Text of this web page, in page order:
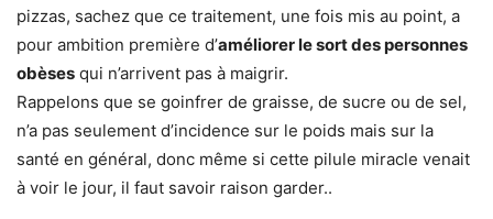
pizzas, sachez que ce traitement, une fois mis au point, a
pour ambition première d’améliorer le sort des personnes
obèses qui n’arrivent pas à maigrir.
Rappelons que se goinfrer de graisse, de sucre ou de sel,
n’a pas seulement d’incidence sur le poids mais sur la
santé en général, donc même si cette pilule miracle venait
à voir le jour, il faut savoir raison garder..